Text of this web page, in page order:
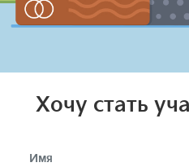
Хочу стать
Имя